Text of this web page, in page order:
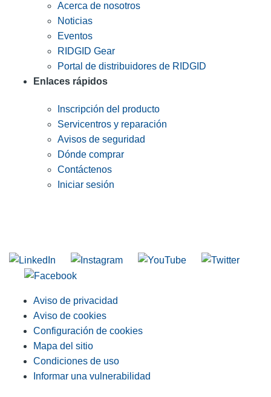
Acerca de nosotros
Noticias
Eventos
RIDGID Gear
Portal de distribuidores de RIDGID
Enlaces rápidos
Inscripción del producto
Servicentros y reparación
Avisos de seguridad
Dónde comprar
Contáctenos
Iniciar sesión
Aviso de privacidad
Aviso de cookies
Configuración de cookies
Mapa del sitio
Condiciones de uso
Informar una vulnerabilidad